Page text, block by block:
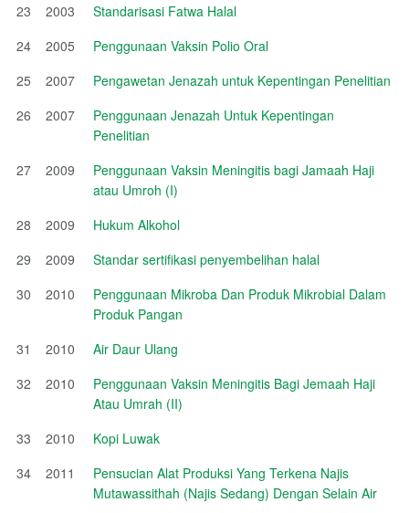
23
2003
Standarisasi Fatwa Halal
24
2005
Penggunaan Vaksin Polio Oral
25
2007
Pengawetan Jenazah untuk Kepentingan Penelitian
26
2007
Penggunaan Jenazah Untuk Kepentingan
Penelitian
27
2009
Penggunaan Vaksin Meningitis bagi Jamaah Haji
atau Umroh (I)
28
2009
Hukum Alkohol
29
2009
Standar sertifikasi penyembelihan halal
30
2010
Penggunaan Mikroba Dan Produk Mikrobial Dalam
Produk Pangan
31
2010
Air Daur Ulang
32
2010
Penggunaan Vaksin Meningitis Bagi Jemaah Haji
Atau Umrah (II)
33
2010
Kopi Luwak
34
2011
Pensucian Alat Produksi Yang Terkena Najis
Mutawassithah (Najis Sedang) Dengan Selain Air